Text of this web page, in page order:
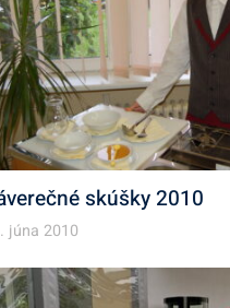
skúšky 2010
júna 2010